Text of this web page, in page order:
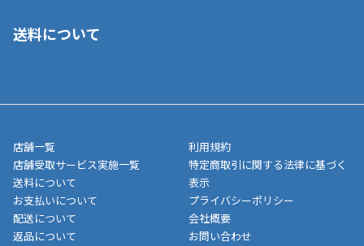
■代金引換(代引)※手数料がかかります
■商品によっては一部決済方法が使用できない場合がございま
す。
ご注文が確認出来次第、1～4営業日に発送いたします。「お取り
業日にてお引渡しとなります。(離島などの場合、例外もあります)
メーカー直送品など一部商品については、その他商品との購入に
制限がかかる場合がございます。また発送日についても、通常と
異なる場合がございます。対象商品の説明ページをご確認くださ
い。
■店舗受取をご選択いただいた場合
ご注文が確認出来次第、お受取される店舗在庫を使用してご準備
送料について
店舗一覧
店舗受取サービス実施一覧
送料について
お支払いについて
配送について
返品について
利用規約
特定商取引に関する法律に基づく
表示
プライバシーポリシー
会社概要
お問い合わせ